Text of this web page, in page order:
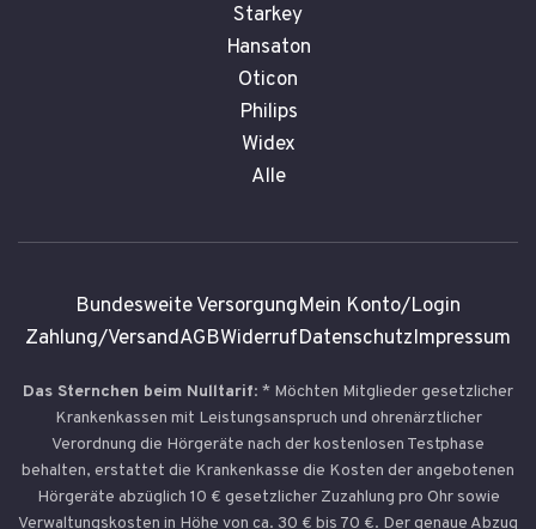
Starkey
Hansaton
Oticon
Philips
Widex
Alle
Bundesweite VersorgungMein Konto/Login
Zahlung/VersandAGBWiderrufDatenschutzImpressum
Das Sternchen beim Nulltarif: * Möchten Mitglieder gesetzlicher
Krankenkassen mit Leistungsanspruch und ohrenärztlicher
Verordnung die Hörgeräte nach der kostenlosen Testphase
behalten, erstattet die Krankenkasse die Kosten der angebotenen
Hörgeräte abzüglich 10 € gesetzlicher Zuzahlung pro Ohr sowie
Verwaltungskosten in Höhe von ca. 30 € bis 70 €. Der genaue Abzug